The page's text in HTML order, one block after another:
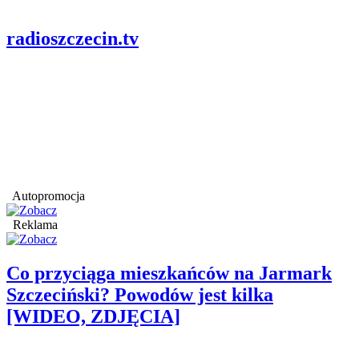
radioszczecin.tv
Autopromocja
Reklama
Co przyciąga mieszkańców na Jarmark
Szczeciński? Powodów jest kilka
[WIDEO, ZDJĘCIA]